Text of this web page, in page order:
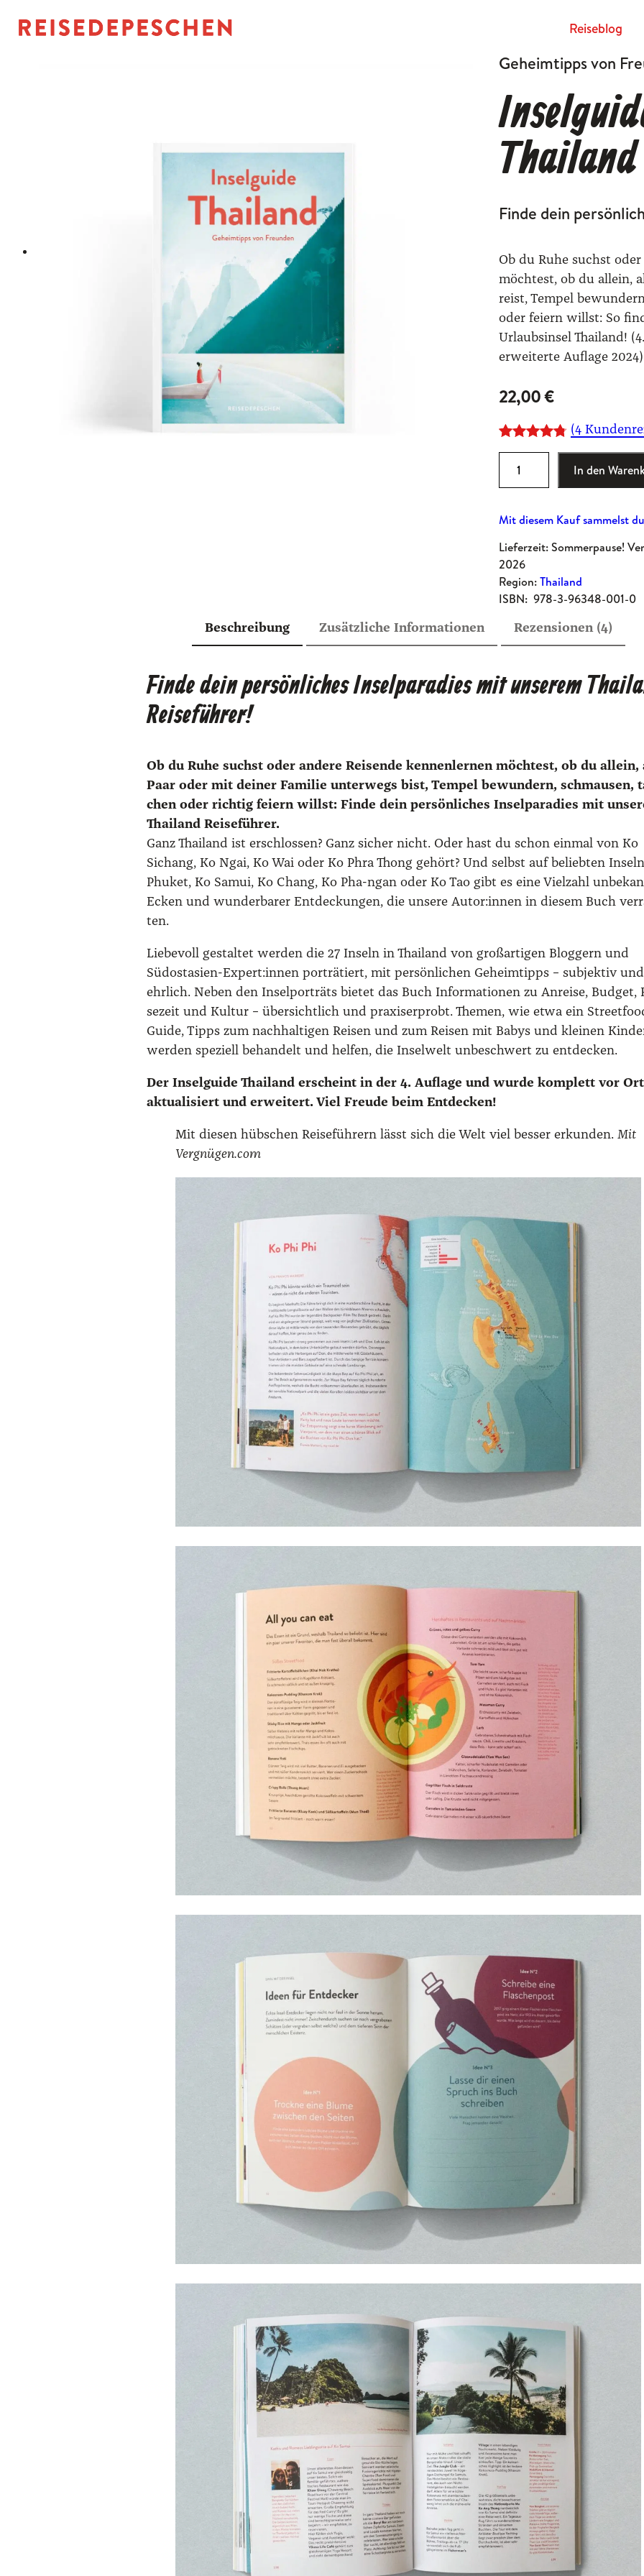
Rei­se­blog
Geheimtipps von
Thailand
Finde dein
Ob du Ruhe suchst
möchtest, ob du allein,
reist, Tempel
oder feiern willst: So
Urlaubsinsel Thailand!
erweiterte Auflage 2024)
22,00€
Bewertet
mit
von 5,
4
Kundenbew
ertungen
(4
e
g
u
i
h
a
n
d
M
n
g
e
In den
Mit diesem Kauf sammelst
Lieferzeit: Sommerpause!
2026
Region:Thailand
ISBN: 978-3-96348-001-0
Beschreibung Zusätzliche Informationen Rezensionen (4)
Finde dein persönliches Inselparadies mit unserem
Reiseführer!
Ob du Ruhe suchst oder ande­re Rei­sen­de kennen­lernen möch­test, ob du allein,
Paar oder mit dei­ner Fami­lie unter­wegs bist, Tem­pel bewun­dern, schmau­sen,
chen oder rich­tig fei­ern willst: Fin­de dein per­sön­li­ches Insel­pa­ra­dies mit
Thai­land Rei­se­füh­rer.
Ganz Thai­land ist erschlos­sen? Ganz sicher nicht. Oder hast du schon ein­mal von Ko
Sichang, Ko Ngai, Ko Wai oder Ko Phra Thong gehört? Und selbst auf belieb­ten
Phu­ket, Ko Samui, Ko Chang, Ko Pha-ngan oder Ko Tao gibt es eine Viel­zahl
Ecken und wun­der­ba­rer Ent­de­ckun­gen, die unse­re Autor:innen in die­sem Buch
ten.
Lie­be­voll gestal­tet ­wer­den die 27 Inseln in Thai­land von groß­ar­ti­gen Blog­gern und
Südostasien-Expert:innen por­trä­tiert, mit per­sön­li­chen Geheim­tipps – sub­jek­tiv und
ehr­lich. Neben den Insel­por­träts bie­tet das Buch Infor­ma­tio­nen zu Anrei­se, Bud­get,
se­zeit und Kul­tur – über­sicht­lich und pra­xis­er­probt. The­men, wie etwa ein
Gui­de, Tipps zum nach­hal­ti­gen Rei­sen und zum Rei­sen mit Babys und klei­nen
wer­den spe­zi­ell behan­delt und hel­fen, die Insel­welt unbe­schwert zu ent­de­cken.
Der Insel­gui­de Thai­land erscheint in der 4. Auf­la­ge und wur­de kom­plett vor Ort
aktua­li­siert und erwei­tert. Viel Freu­de beim Ent­de­cken!
Mit die­sen hüb­schen Rei­se­füh­rern lässt sich die Welt viel bes­ser erkun­den. Mit
Vergnügen.com